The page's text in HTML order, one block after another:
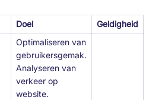
Doel Geldigheid
Optimaliseren van
gebruikersgemak.
Analyseren van
verkeer op
website.